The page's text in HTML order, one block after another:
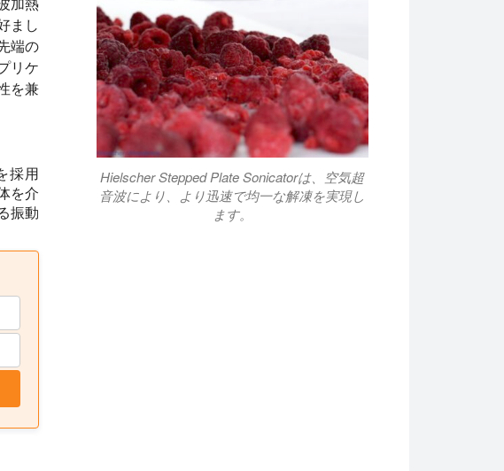
まし
端の
リケ
を兼
採用
を介
振動
Hielscher Stepped Plate Sonicatorは、空気超
音波により、より迅速で均一な解凍を実現し
ます。